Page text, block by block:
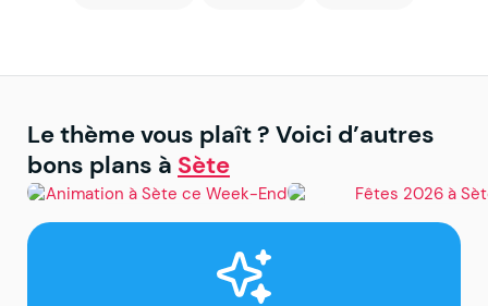
Le thème vous plaît ? Voici d’autres
bons plans à Sète
Sète Sète
Fêtes à Sète 2026